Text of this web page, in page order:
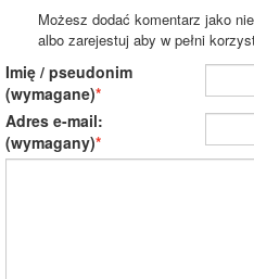
Możesz dodać komentarz jako
albo zarejestuj aby w pełni
Imię / pseudonim
(wymagane)
Adres e-mail:
(wymagany)